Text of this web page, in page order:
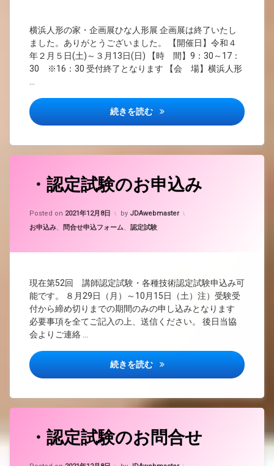
横浜人形の家・企画展ひな人形展 企画展は終了いたし
ました。ありがとうございました。 【開催日】令和４
年２月５日(土)～３月13日(日) 【時 間】9：30～17：
30 ※16：30 受付終了となります 【会 場】横浜人形
続きを読む ひな人形展
・認定試験のお申込み
Posted on 2021年12月8日
Updated on
by JDAwebmaster
カテゴリー:
お申込み、 問合せ申込フォーム、 認定試験
現在第52回 講師認定試験・各種技術認定試験申込み可
能です。 ８月29日（月）～10月15日（土）注）受験受
付から締め切りまでの期間のみの申し込みとなります
必要事項を全てご記入の上、送信ください。 後日当協
会よりご連絡 …
続きを読む ・認定試験のお申込み
・認定試験のお問合せ
Updated on